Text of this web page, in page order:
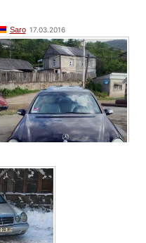
Saro 17.03.2016